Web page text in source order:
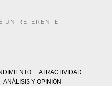
UN REFERENTE
ATRACTIVIDAD
ANÁLISIS Y OPINIÓN